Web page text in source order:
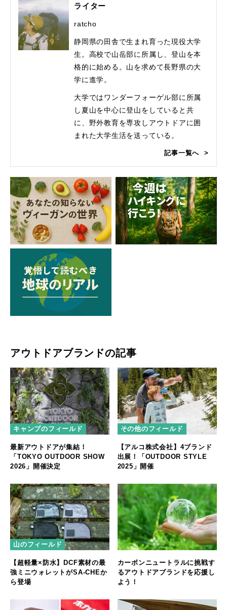
ライター
ratcho
静岡県の田舎で生まれ育った現役大学
生。高校で山岳部に所属し、登山を本
格的に始める。山を求めて長野県の大
学に進学。
大学ではワンダーフォーゲル部に所属
し夏山を中心に登山をしていると共
に、野外教育を専攻しアウトドアに囲
まれた大学生活を送っている。
記事一覧へ
アウトドアブランドの記事
キャンプのフィールド
最新アウトドアが集結！
「TOKYO OUTDOOR SHOW
2026」開催決定
その他のフィールド
【アルコ株式会社】4ブランド
出展！「OUTDOOR STYLE
2025」開催
山のフィールド
【超軽量×防水】DCF素材の最
強ミニウォレットがSA-CHEか
ら登場
カーボンニュートラルに挑戦す
るアウトドアブランドを応援し
よう！